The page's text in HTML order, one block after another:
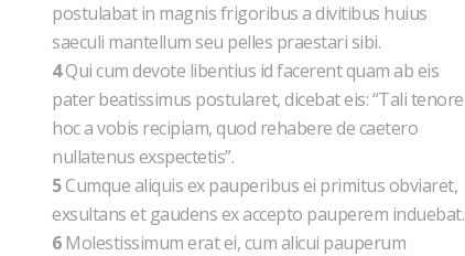
postulabat in magnis frigoribus a divitibus huius
saeculi mantellum seu pelles praestari sibi.
4Qui cum devote libentius id facerent quam ab eis
pater beatissimus postularet, dicebat eis: “Tali tenore
hoc a vobis recipiam, quod rehabere de caetero
nullatenus exspectetis”.
5Cumque aliquis ex pauperibus ei primitus obviaret,
exsultans et gaudens ex accepto pauperem induebat.
6Molestissimum erat ei, cum alicui pauperum